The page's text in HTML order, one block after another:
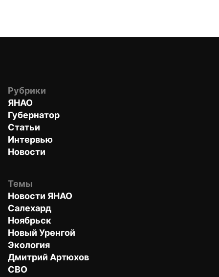
Рубрики
ЯНАО
Губернатор
Статьи
Интервью
Новости
Темы
Новости ЯНАО
Салехард
Ноябрьск
Новый Уренгой
Экология
Дмитрий Артюхов
СВО